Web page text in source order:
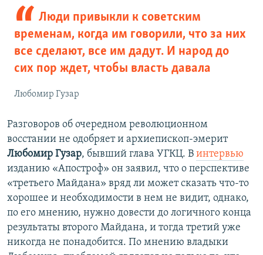
Люди привыкли к советским
временам, когда им говорили, что за них
все сделают, все им дадут. И народ до
сих пор ждет, чтобы власть давала
Любомир Гузар
Разговоров об очередном революционном
восстании не одобряет и архиепископ-эмерит
Любомир Гузар, бывший глава УГКЦ. В интервью
изданию «Апостроф» он заявил, что о перспективе
«третьего Майдана» вряд ли может сказать что-то
хорошее и необходимости в нем не видит, однако,
по его мнению, нужно довести до логичного конца
результаты второго Майдана, и тогда третий уже
никогда не понадобится. По мнению владыки